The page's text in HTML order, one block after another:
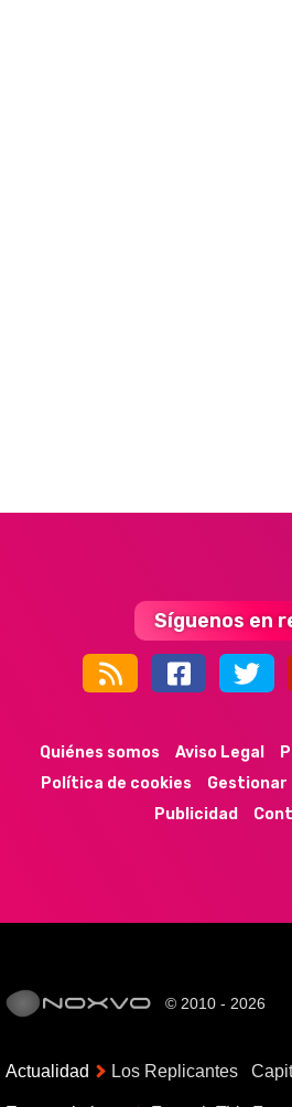
Síguenos en
Quiénes somos Aviso Legal
Política de cookies
Gestionar
Publicidad
© 2010 - 2026
Actualidad Los Replicantes